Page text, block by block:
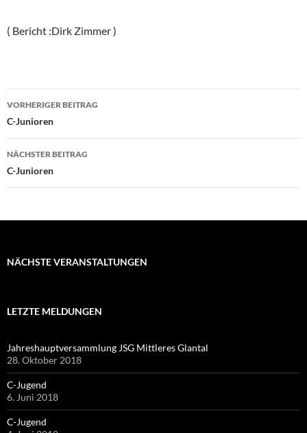
( Bericht :Dirk Zimmer )
Beitragsnavigation
VORHERIGER BEITRAG
C-Junioren
NÄCHSTER BEITRAG
C-Junioren
NÄCHSTE VERANSTALTUNGEN
LETZTE MELDUNGEN
Jahreshauptversammlung JSG Mittleres Glantal
28. Oktober 2018
C-Jugend
6. Juni 2018
C-Jugend